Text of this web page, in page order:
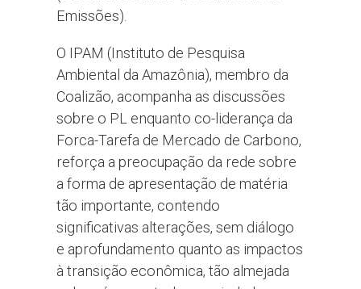
Emissões).
O IPAM (Instituto de Pesquisa
Ambiental da Amazônia), membro da
Coalizão, acompanha as discussões
sobre o PL enquanto co-liderança da
Forca-Tarefa de Mercado de Carbono,
reforça a preocupação da rede sobre
a forma de apresentação de matéria
tão importante, contendo
significativas alterações, sem diálogo
e aprofundamento quanto as impactos
à transição econômica, tão almejada